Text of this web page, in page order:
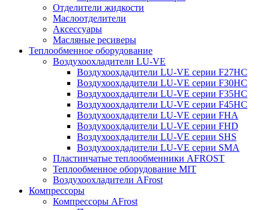
Отделители жидкости
Маслоотделители
Аксессуары
Масляные ресиверы
Теплообменное оборудование
Воздухоохладители LU-VE
Воздухоохдадители LU-VE серии F27HC
Воздухоохдадители LU-VE серии F30HC
Воздухоохдадители LU-VE серии F35HC
Воздухоохдадители LU-VE серии F45HC
Воздухоохдадители LU-VE серии FHA
Воздухоохдадители LU-VE серии FHD
Воздухоохдадители LU-VE серии SHS
Воздухоохдадители LU-VE серии SMA
Пластинчатые теплообменники AFROST
Теплообменное оборудование MIT
Воздухоохладители AFrost
Компрессоры
Компрессоры AFrost